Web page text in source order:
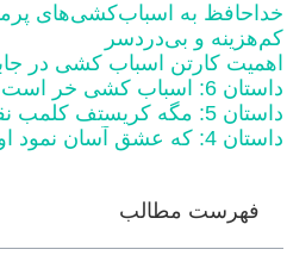
خداحافظ به اسباب‌کشی‌های
کم‌هزینه و بی‌دردسر
اهمیت کارتن‌ اسباب‌ کشی در
داستان 6: اسباب کشی خر است
داستان 5: مگه کریستف کلمب نقشه داشت؟
داستان 4: که عشق آسان نمود اول
فهرست مطالب